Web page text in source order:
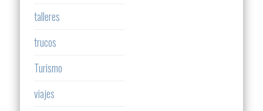
talleres
trucos
Turismo
viajes